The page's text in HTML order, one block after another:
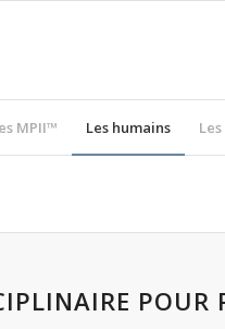
MPII™ Les humains
POUR